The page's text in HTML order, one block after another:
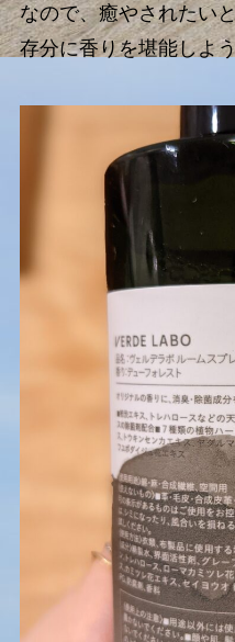
なので、癒やされたい
存分に香りを堪能しよ